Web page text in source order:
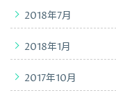
2018年7月
2018年1月
2017年10月